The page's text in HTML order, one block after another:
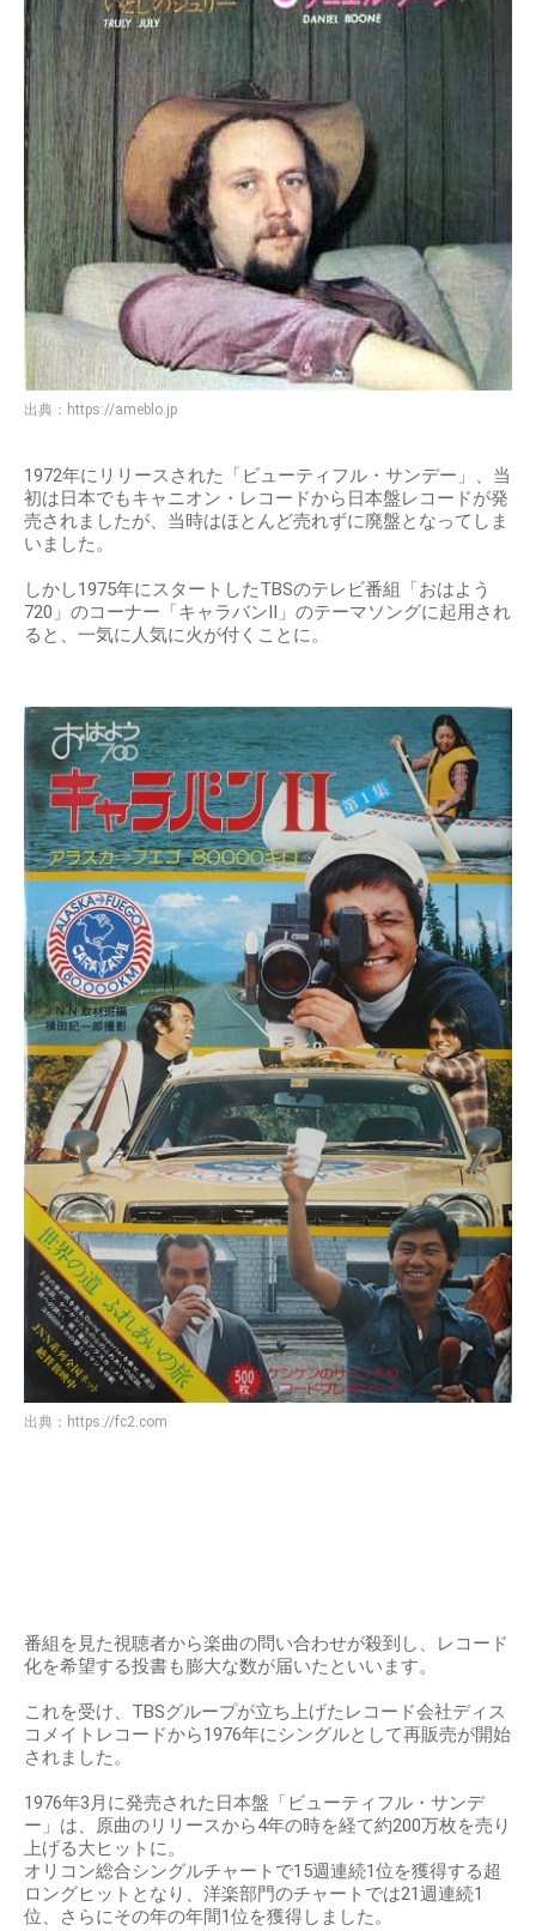
出典： https://ameblo.jp
1972年にリリースされた「ビューティフル・サンデー」、当
初は日本でもキャニオン・レコードから日本盤レコードが発
売されましたが、当時はほとんど売れずに廃盤となってしま
いました。
しかし1975年にスタートしたTBSのテレビ番組「おはよう
720」のコーナー「キャラバンⅡ」のテーマソングに起用され
ると、一気に人気に火が付くことに。
出典： https://fc2.com
番組を見た視聴者から楽曲の問い合わせが殺到し、レコード
化を希望する投書も膨大な数が届いたといいます。
これを受け、TBSグループが立ち上げたレコード会社ディス
コメイトレコードから1976年にシングルとして再販売が開始
されました。
1976年3月に発売された日本盤「ビューティフル・サンデ
ー」は、原曲のリリースから4年の時を経て約200万枚を売り
上げる大ヒットに。
オリコン総合シングルチャートで15週連続1位を獲得する超
ロングヒットとなり、洋楽部門のチャートでは21週連続1
位、さらにその年の年間1位を獲得しました。